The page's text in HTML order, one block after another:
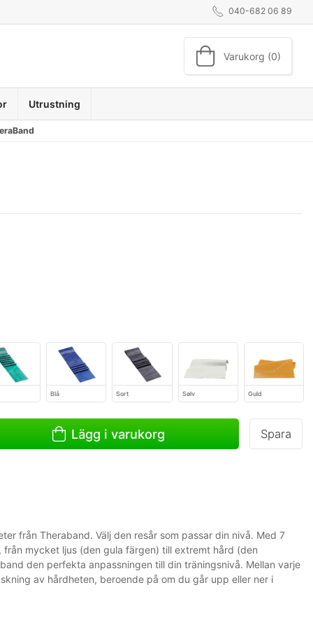
040-682 06 89
Varukorg (0)
Utrustning
Blå Sort Sølv Guld
Lägg i varukorg Spara
från Theraband. Välj den resår som passar din nivå. Med 7
mycket ljus (den gula färgen) till extremt hård (den
den perfekta anpassningen till din träningsnivå. Mellan varje
av hårdheten, beroende på om du går upp eller ner i